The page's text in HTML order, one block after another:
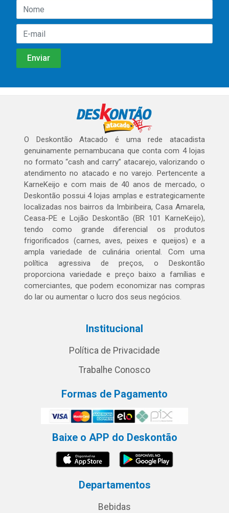
O Deskontão Atacado é uma rede atacadista
genuinamente pernambucana que conta com 4 lojas
no formato “cash and carry” atacarejo, valorizando o
atendimento no atacado e no varejo. Pertencente a
KarneKeijo e com mais de 40 anos de mercado, o
Deskontão possui 4 lojas amplas e estrategicamente
localizadas nos bairros da Imbiribeira, Casa Amarela,
Ceasa-PE e Lojão Deskontão (BR 101 KarneKeijo),
tendo como grande diferencial os produtos
frigorificados (carnes, aves, peixes e queijos) e a
ampla variedade de culinária oriental. Com uma
política agressiva de preços, o Deskontão
proporciona variedade e preço baixo a famílias e
comerciantes, que podem economizar nas compras
do lar ou aumentar o lucro dos seus negócios.
Institucional
Política de Privacidade
Trabalhe Conosco
Formas de Pagamento
Baixe o APP do Deskontão
Departamentos
Bebidas